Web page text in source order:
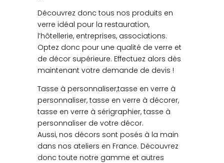
Découvrez donc tous nos produits en
verre idéal pour la restauration,
l’hôtellerie, entreprises, associations.
Optez donc pour une qualité de verre et
de décor supérieure. Effectuez alors dès
maintenant votre demande de devis !
Tasse à personnaliser,tasse en verre à
personnaliser, tasse en verre à décorer,
tasse en verre à sérigraphier, tasse à
personnaliser de votre décor.
Aussi, nos décors sont posés à la main
dans nos ateliers en France. Découvrez
donc toute notre gamme et autres